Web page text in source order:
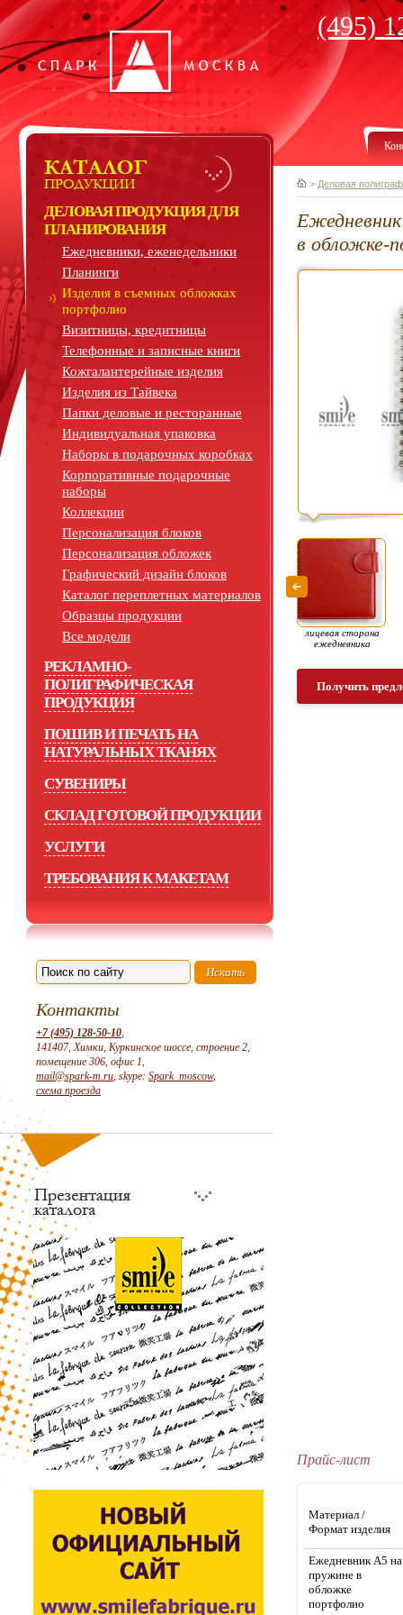
(495)
ДЕЛОВАЯ ПРОДУКЦИЯ ДЛЯ
ПЛАНИРОВАНИЯ
Ежедневники, еженедельники
Планинги
Изделия в съемных обложках
портфолио
Визитницы, кредитницы
Телефонные и записные книги
Кожгалантерейные изделия
Изделия из Тайвека
Папки деловые и ресторанные
Индивидуальная упаковка
Наборы в подарочных коробках
Корпоративные подарочные
наборы
Коллекции
Персонализация блоков
Персонализация обложек
Графический дизайн блоков
Каталог переплетных материалов
Образцы продукции
Все модели
РЕКЛАМНО-
ПОЛИГРАФИЧЕСКАЯ
ПРОДУКЦИЯ
ПОШИВ И ПЕЧАТЬ НА
НАТУРАЛЬНЫХ ТКАНЯХ
СУВЕНИРЫ
СКЛАД ГОТОВОЙ ПРОДУКЦИИ
УСЛУГИ
ТРЕБОВАНИЯ К МАКЕТАМ
Контакты
+7 (495) 128-50-10,
141407, Химки, Куркинское шоссе, строение 2,
помещение 306, офис 1,
mail@spark-m.ru, skype: Spark_moscow,
схема проезда
> Деловая
в обложке-
лицевая сторона
ежедневника
Получить
Прайс-лист
Материал /
Формат изделия
Ежедневник А5 на
пружине в
обложке
портфолио